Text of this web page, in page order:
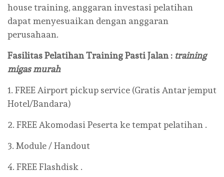
house training, anggaran investasi pelatihan
dapat menyesuaikan dengan anggaran
perusahaan.
Fasilitas PelatihanTraining Pasti Jalan : training
migas murah
1. FREE Airport pickup service (Gratis Antar jemput
Hotel/Bandara)
2. FREE Akomodasi Peserta ke tempat pelatihan .
3. Module / Handout
4. FREE Flashdisk .